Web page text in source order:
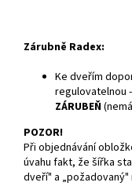
Zárubně Radex:
Ke dveřím
regulovatelnou -
ZÁRUBEŇ
POZOR!
Při objednávání
úvahu fakt, že šířka
dveří" a